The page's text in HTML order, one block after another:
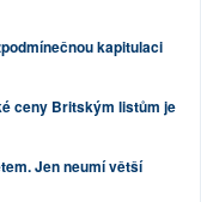
kapitulaci
ceny Britským listům je
Jen neumí větší